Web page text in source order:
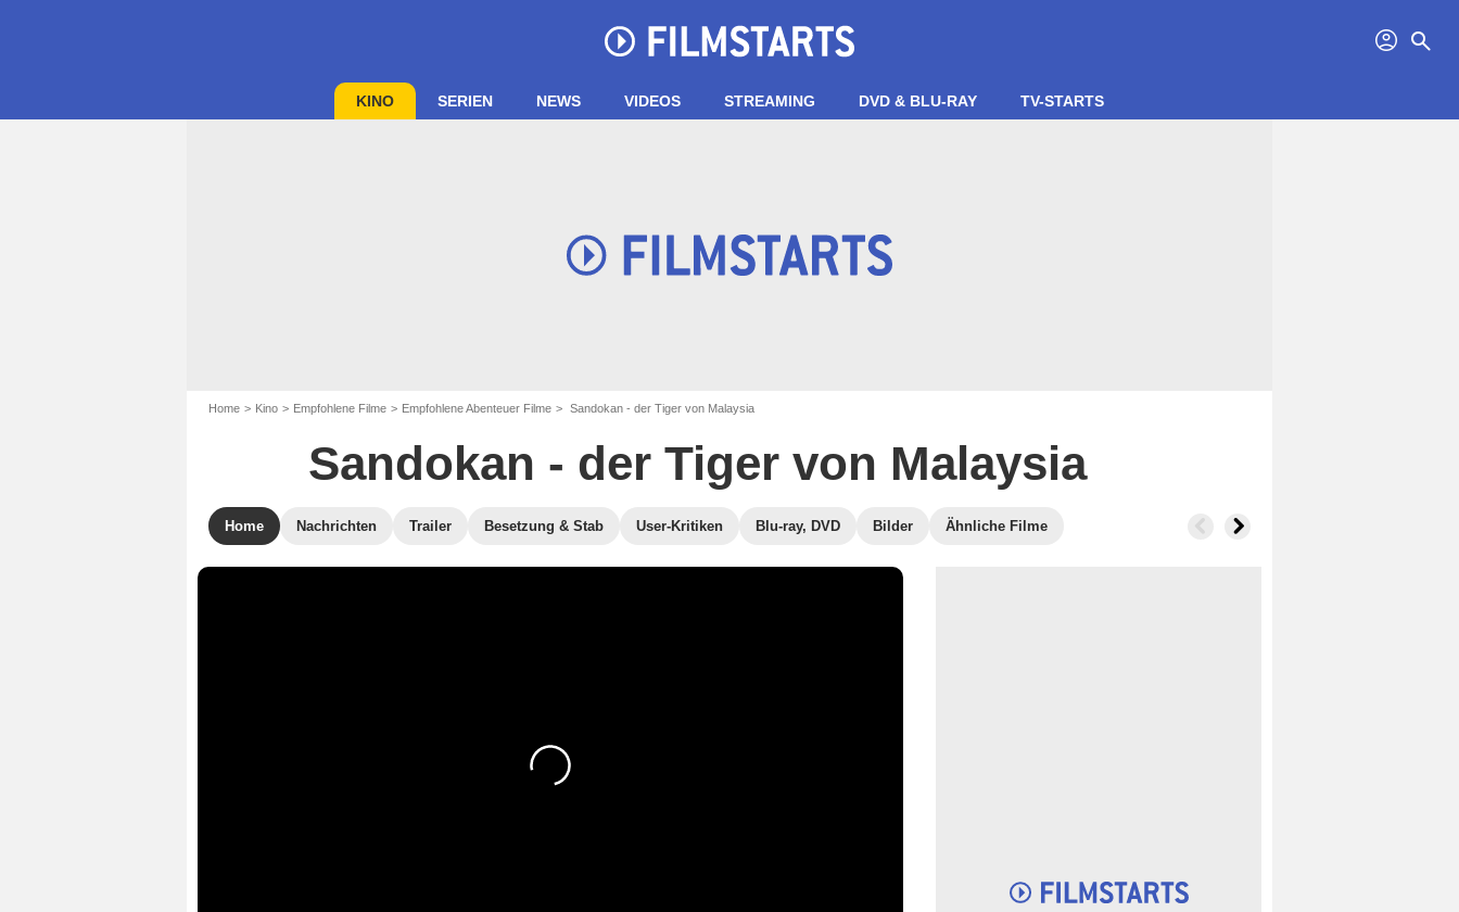
profil search
KINO SERIEN NEWS VIDEOS STREAMING DVD & BLU-RAY TV-STARTS
Home Kino Empfohlene Filme Empfohlene Abenteuer Filme Sandokan - der Tiger von Malaysia
Sandokan - der Tiger von Malaysia
Home Nachrichten Trailer Besetzung & Stab User-Kritiken Blu-ray, DVD Bilder Ähnliche Filme